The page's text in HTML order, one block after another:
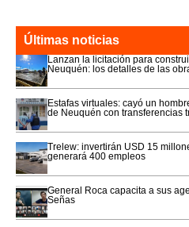
Últimas noticias
Lanzan la licitación para
Neuquén: los detalles de las
Estafas virtuales: cayó un
de Neuquén con transferencias
Trelew: invertirán USD 15
generará 400 empleos
General Roca capacita a sus
Señas